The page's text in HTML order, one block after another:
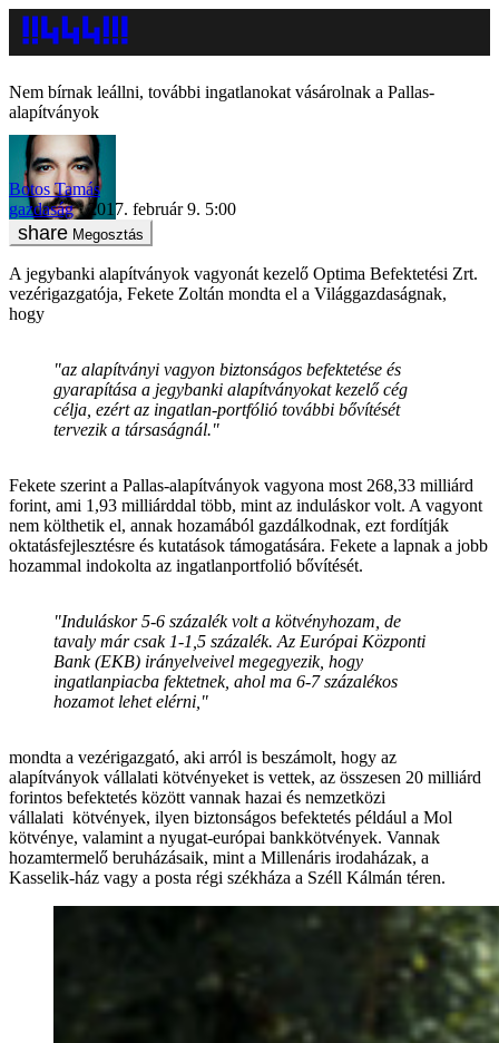
Nem bírnak leállni, további ingatlanokat vásárolnak a Pallas-
alapítványok
Botos Tamás
gazdaság
2017. február 9. 5:00
Megosztás
A jegybanki alapítványok vagyonát kezelő Optima Befektetési Zrt.
vezérigazgatója, Fekete Zoltán mondta el a Világgazdaságnak,
hogy
"az alapítványi vagyon biztonságos befektetése és
gyarapítása a jegybanki alapítványokat kezelő cég
célja, ezért az ingatlan-portfólió további bővítését
tervezik a társaságnál."
Fekete szerint a Pallas-alapítványok vagyona most 268,33 milliárd
forint, ami 1,93 milliárddal több, mint az induláskor volt. A vagyont
nem költhetik el, annak hozamából gazdálkodnak, ezt fordítják
oktatásfejlesztésre és kutatások támogatására. Fekete a lapnak a jobb
hozammal indokolta az ingatlanportfolió bővítését.
"Induláskor 5-6 százalék volt a kötvényhozam, de
tavaly már csak 1-1,5 százalék. Az Európai Központi
Bank (EKB) irányelveivel megegyezik, hogy
ingatlanpiacba fektetnek, ahol ma 6-7 százalékos
hozamot lehet elérni,"
mondta a vezérigazgató, aki arról is beszámolt, hogy az
alapítványok vállalati kötvényeket is vettek, az összesen 20 milliárd
forintos befektetés között vannak hazai és nemzetközi
vállalati kötvények, ilyen biztonságos befektetés például a Mol
kötvénye, valamint a nyugat-európai bankkötvények. Vannak
hozamtermelő beruházásaik, mint a Millenáris irodaházak, a
Kasselik-ház vagy a posta régi székháza a Széll Kálmán téren.